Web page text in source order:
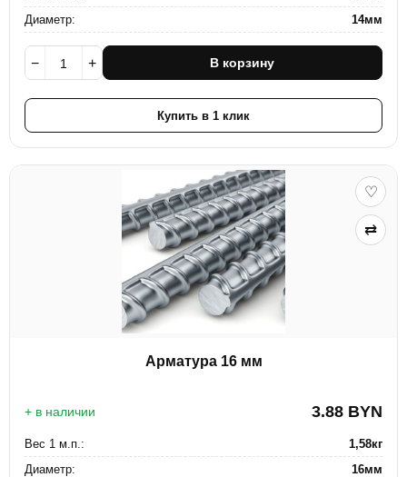
Диаметр:
14мм
− + В корзину
Купить в 1 клик
♡
⇄
Арматура 16 мм
+ в наличии 3.88 BYN
Вес 1 м.п.:
1,58кг
Диаметр:
16мм